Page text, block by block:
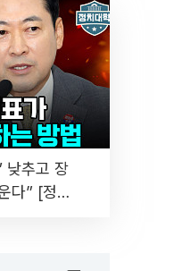
낮추고 장
다” [정치